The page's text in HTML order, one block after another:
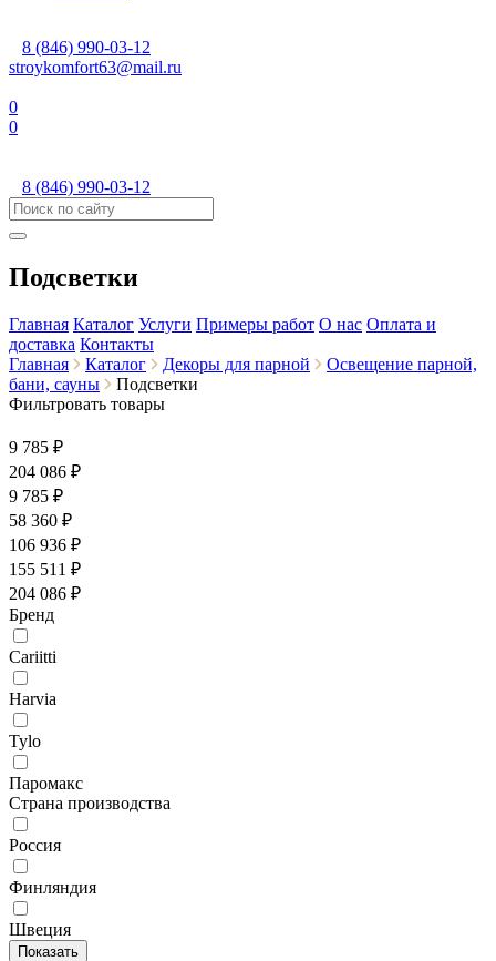
8 (846) 990-03-12
stroykomfort63@mail.ru
0
0
8 (846) 990-03-12
Подсветки
Главная Каталог Услуги Примеры работ О нас Оплата и
доставка Контакты
Главная
Каталог Декоры для парной
Освещение парной,
бани, сауны
Подсветки
Фильтровать товары
9 785 ₽
204 086 ₽
9 785 ₽
58 360 ₽
106 936 ₽
155 511 ₽
204 086 ₽
Бренд
Cariitti
Harvia
Tylo
Паромакс
Страна производства
Россия
Финляндия
Швеция